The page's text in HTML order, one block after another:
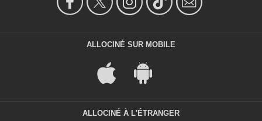
ALLOCINÉ SUR MOBILE
ALLOCINÉ À L'ÉTRANGER